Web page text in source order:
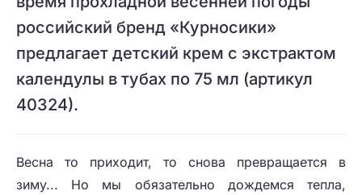
российский бренд «Курносики»
предлагает детский крем с экстрактом
календулы в тубах по 75 мл (артикул
40324).
Весна то приходит, то снова превращается в
зиму... Но мы обязательно дождемся тепла,